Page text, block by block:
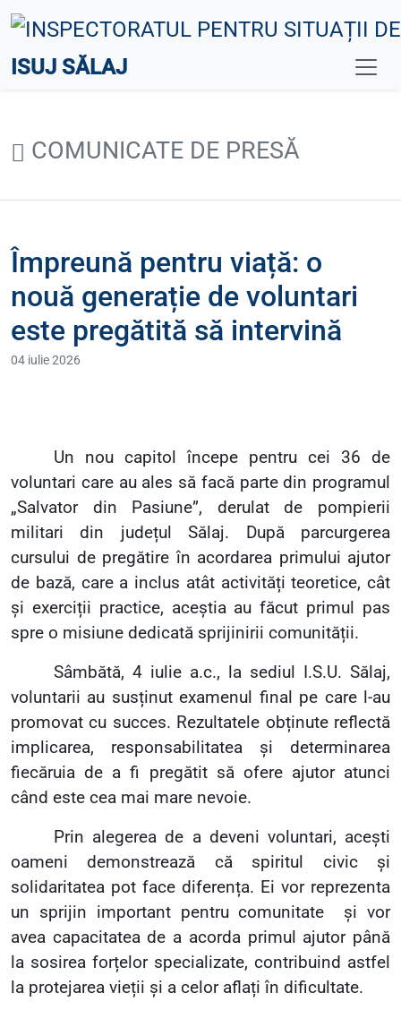
ISUJ SĂLAJ
COMUNICATE DE PRESĂ
Împreună pentru viață: o
nouă generație de voluntari
este pregătită să intervină
04 iulie 2026
Un nou capitol începe pentru cei 36 de
voluntari care au ales să facă parte din programul
„Salvator din Pasiune”, derulat de pompierii
militari din județul Sălaj. După parcurgerea
cursului de pregătire în acordarea primului ajutor
de bază, care a inclus atât activități teoretice, cât
și exerciții practice, aceștia au făcut primul pas
spre o misiune dedicată sprijinirii comunității.
Sâmbătă, 4 iulie a.c., la sediul I.S.U. Sălaj,
voluntarii au susținut examenul final pe care l-au
promovat cu succes. Rezultatele obținute reflectă
implicarea, responsabilitatea și determinarea
fiecăruia de a fi pregătit să ofere ajutor atunci
când este cea mai mare nevoie.
Prin alegerea de a deveni voluntari, acești
oameni demonstrează că spiritul civic și
solidaritatea pot face diferența. Ei vor reprezenta
un sprijin important pentru comunitate
și vor
avea capacitatea de a acorda primul ajutor până
la sosirea forțelor specializate, contribuind astfel
la protejarea vieții și a celor aflați în dificultate.